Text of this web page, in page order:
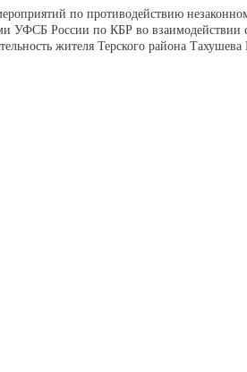
по противодействию
УФСБ России по КБР во взаимодействии
жителя Терского района Тахушева